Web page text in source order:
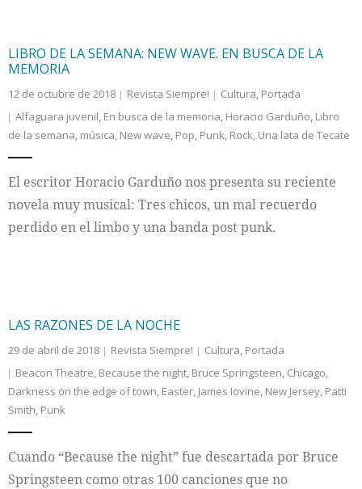
LIBRO DE LA SEMANA: NEW WAVE. EN BUSCA DE LA
MEMORIA
12 de octubre de 2018 Revista Siempre! Cultura, Portada
Alfaguara juvenil, En busca de la memoria, Horacio Garduño, Libro
de la semana, música, New wave, Pop, Punk, Rock, Una lata de Tecate
El escritor Horacio Garduño nos presenta su reciente
novela muy musical: Tres chicos, un mal recuerdo
perdido en el limbo y una banda post punk.
LAS RAZONES DE LA NOCHE
29 de abril de 2018 Revista Siempre! Cultura, Portada
Beacon Theatre, Because the night, Bruce Springsteen, Chicago,
Darkness on the edge of town, Easter, James Iovine, New Jersey, Patti
Smith, Punk
Cuando “Because the night” fue descartada por Bruce
Springsteen como otras 100 canciones que no